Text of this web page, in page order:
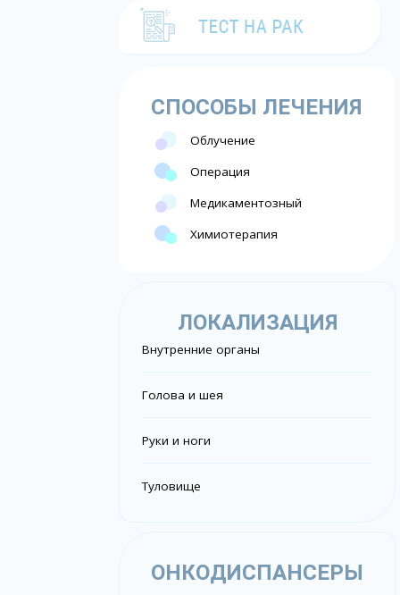
СПОСОБЫ ЛЕЧЕНИЯ
Облучение
Операция
Медикаментозный
Химиотерапия
ЛОКАЛИЗАЦИЯ
Внутренние органы
Голова и шея
Руки и ноги
Туловище
ОНКОДИСПАНСЕРЫ